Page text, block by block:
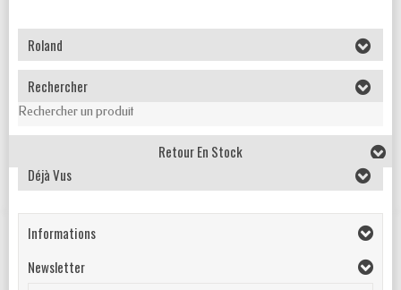
Roland
Rechercher
Rechercher un produit
Retour En Stock
Déjà Vus
Informations
Newsletter